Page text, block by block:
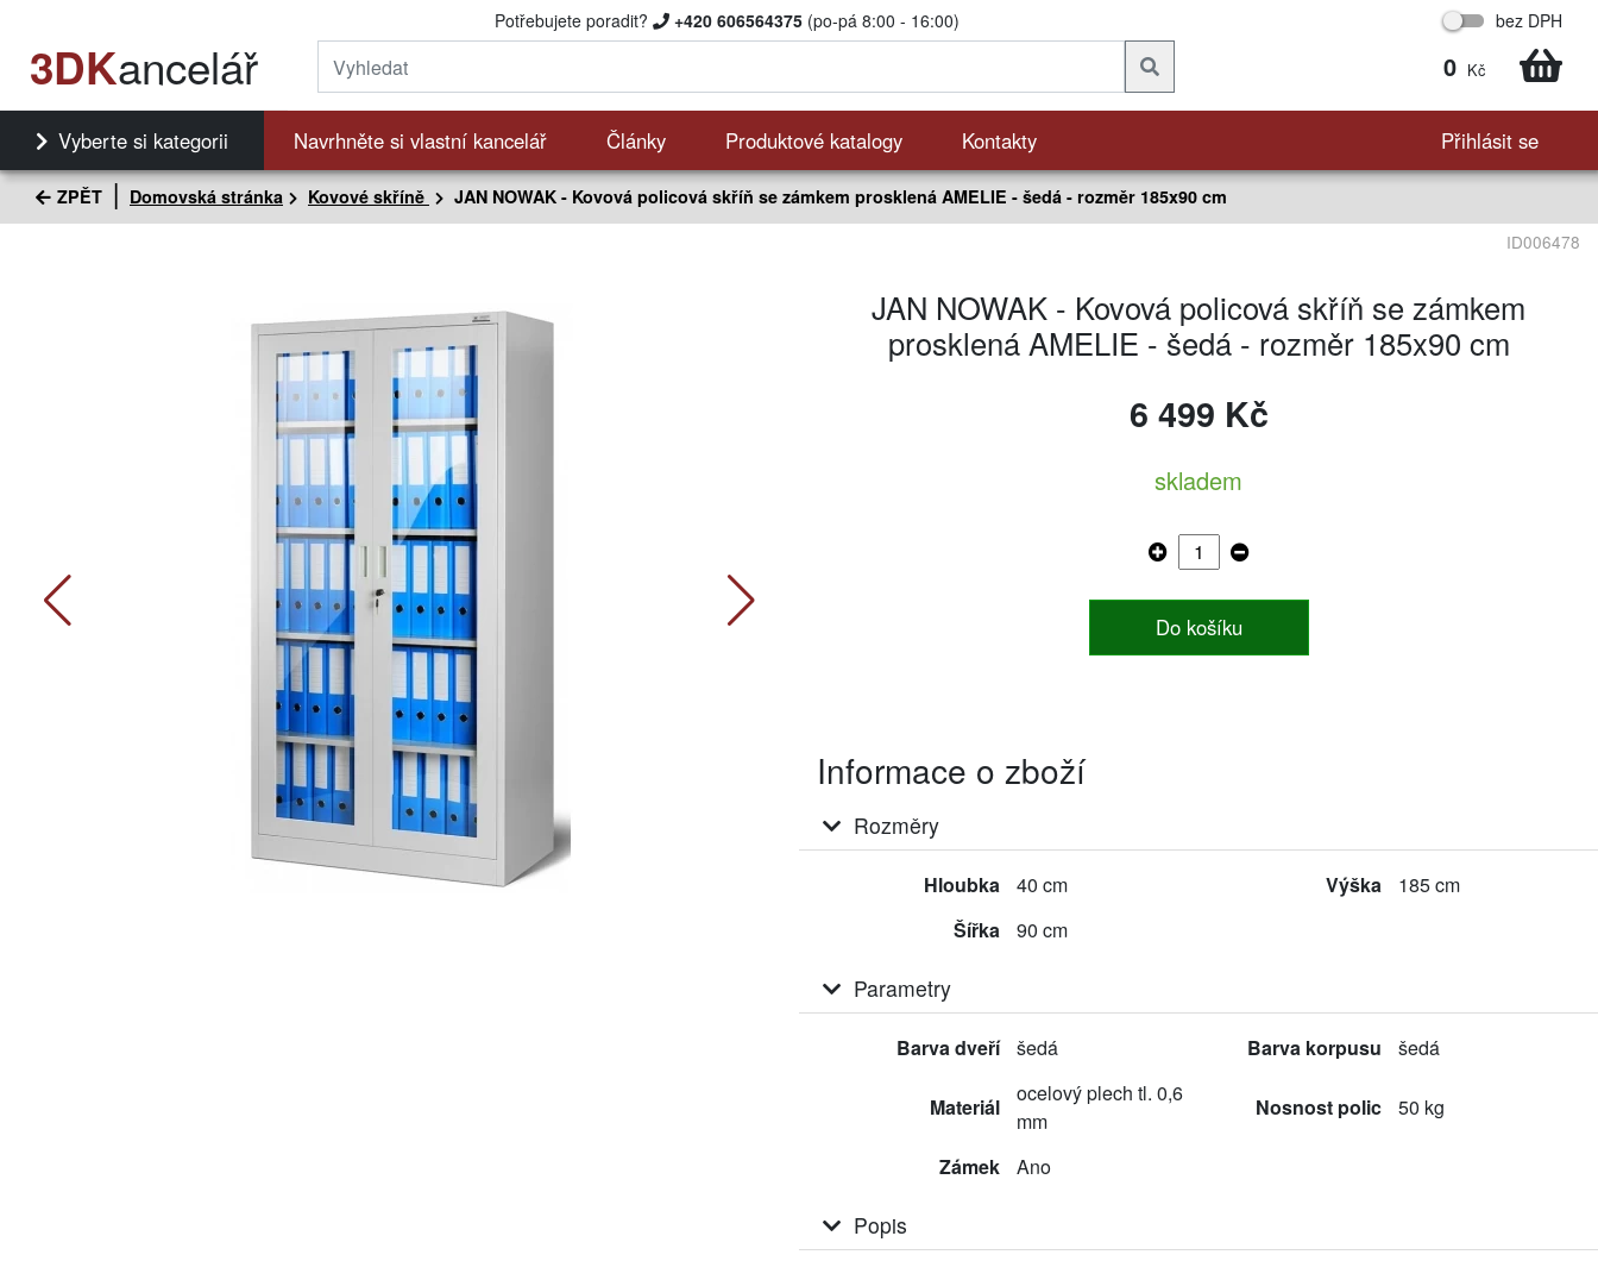
Potřebujete poradit? +420 606564375(po-pá 8:00 - 16:00) bez DPH
3DKancelář 0 Kč
Vyberte si kategorii Navrhněte si vlastní kancelář Články Produktové katalogy Kontakty Přihlásit se
ZPĚT Domovská stránka Kovové skříně
JAN NOWAK - Kovová policová skříň se zámkem prosklená AMELIE - šedá - rozměr 185x90 cm
ID006478
JAN NOWAK - Kovová policová skříň se zámkem
prosklená AMELIE - šedá - rozměr 185x90 cm
6 499 Kč
skladem
Do košíku
Informace o zboží
Rozměry
Hloubka 40 cm Výška
185 cm
Šířka
90 cm
Parametry
Barva dveří šedá Barva korpusu šedá
Materiál
ocelový plech tl. 0,6
mm
Nosnost polic 50 kg
Zámek Ano
Popis